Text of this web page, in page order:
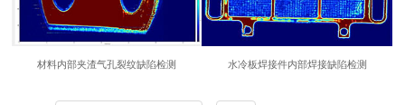
材料内部夹渣气孔裂纹缺陷检测 水冷板焊接件内部焊接缺陷检测